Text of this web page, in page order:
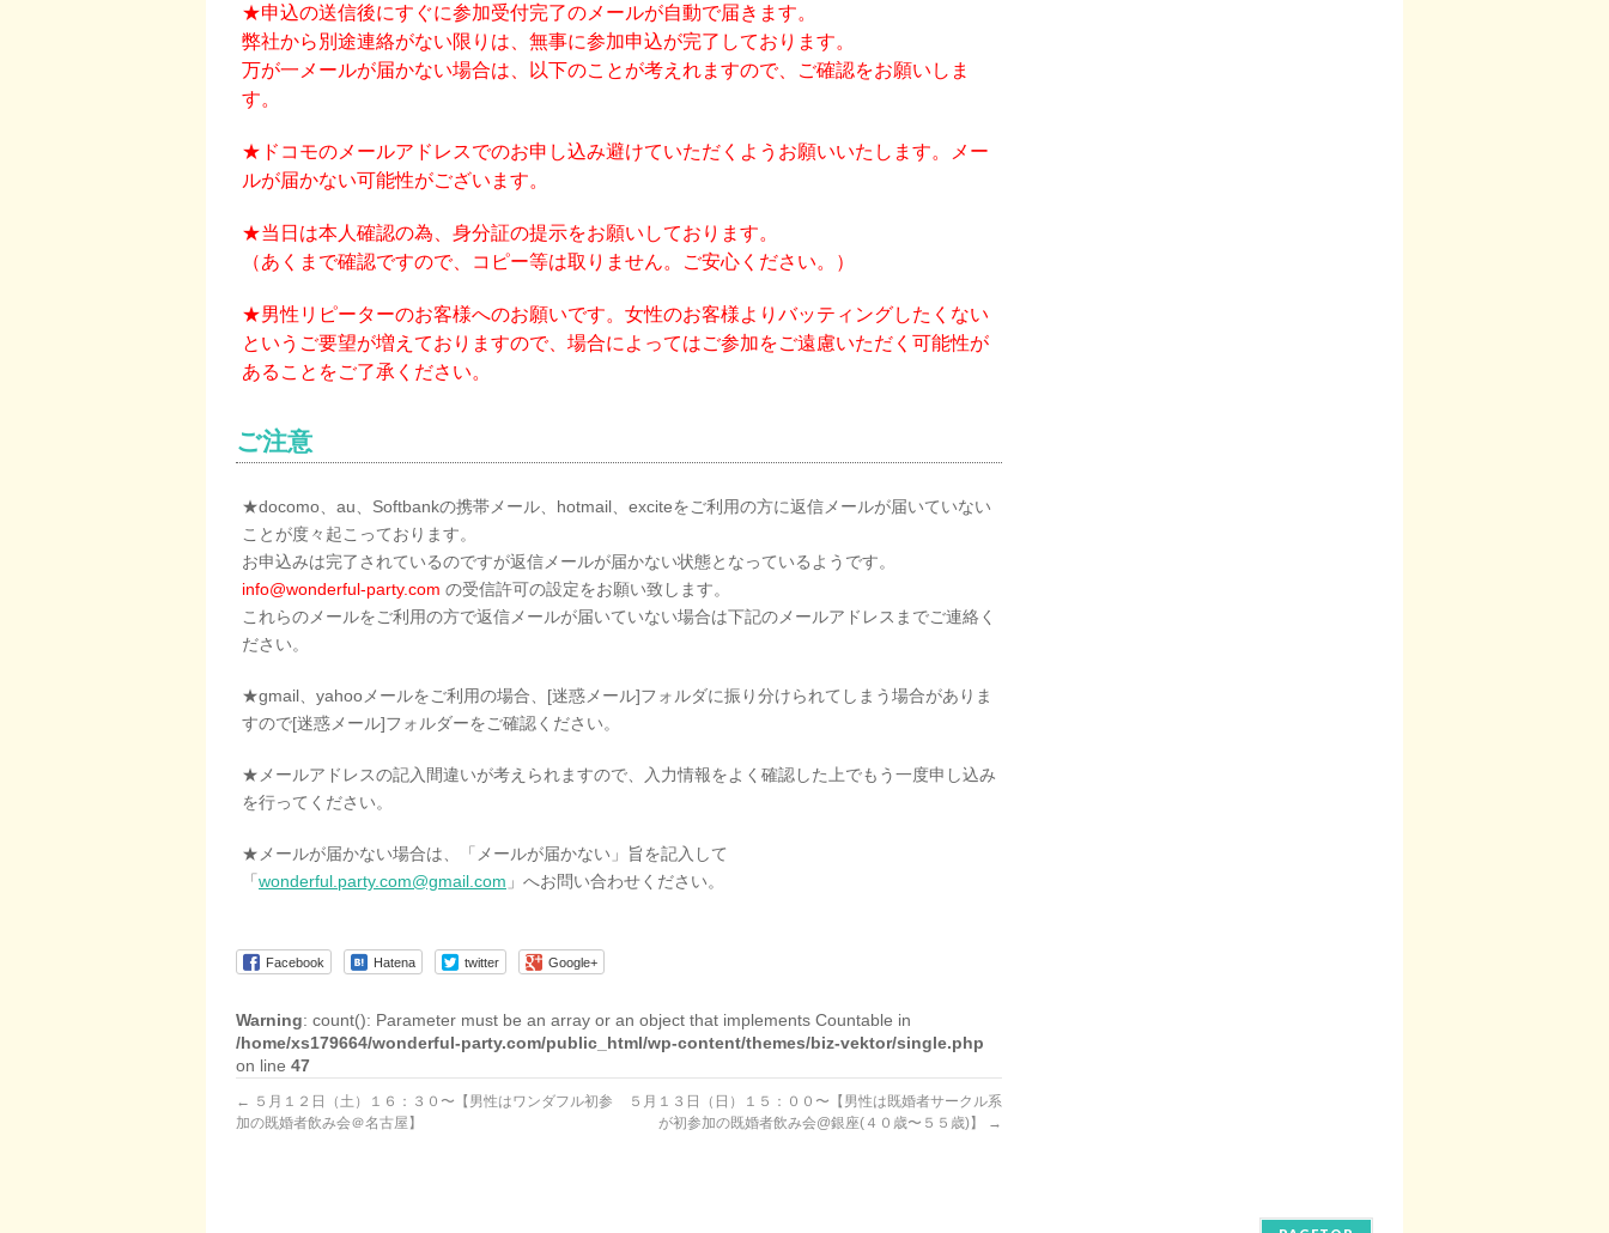
★申込の送信後にすぐに参加受付完了のメールが自動で届きます。
弊社から別途連絡がない限りは、無事に参加申込が完了しております。
万が一メールが届かない場合は、以下のことが考えれますので、ご確認をお願いしま
す。
★ドコモのメールアドレスでのお申し込み避けていただくようお願いいたします。メー
ルが届かない可能性がございます。
★当日は本人確認の為、身分証の提示をお願いしております。
（あくまで確認ですので、コピー等は取りません。ご安心ください。）
★男性リピーターのお客様へのお願いです。女性のお客様よりバッティングしたくない
というご要望が増えておりますので、場合によってはご参加をご遠慮いただく可能性が
あることをご了承ください。
ご注意
★docomo、au、Softbankの携帯メール、hotmail、exciteをご利用の方に返信メールが届いていない
ことが度々起こっております。
お申込みは完了されているのですが返信メールが届かない状態となっているようです。
info@wonderful-party.com の受信許可の設定をお願い致します。
これらのメールをご利用の方で返信メールが届いていない場合は下記のメールアドレスまでご連絡く
ださい。
★gmail、yahooメールをご利用の場合、[迷惑メール]フォルダに振り分けられてしまう場合がありま
すので[迷惑メール]フォルダーをご確認ください。
★メールアドレスの記入間違いが考えられますので、入力情報をよく確認した上でもう一度申し込み
を行ってください。
★メールが届かない場合は、「メールが届かない」旨を記入して
「 wonderful.party.com@gmail.com 」へお問い合わせください。
Facebook Hatena twitter Google+
Warning: count(): Parameter must be an array or an object that implements Countable in
/home/xs179664/wonderful-party.com/public_html/wp-content/themes/biz-vektor/single.php
on line 47
← ５月１２日（土）１６：３０〜【男性はワンダフル初参
加の既婚者飲み会＠名古屋】
５月１３日（日）１５：００〜【男性は既婚者サークル系
が初参加の既婚者飲み会@銀座(４０歳〜５５歳)】
→